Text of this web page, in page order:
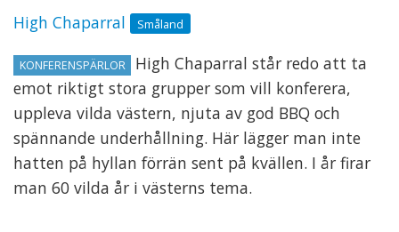
High Chaparral Småland
KONFERENSPÄRLOR
High Chaparral står redo att ta
emot riktigt stora grupper som vill konferera,
uppleva vilda västern, njuta av god BBQ och
spännande underhållning. Här lägger man inte
hatten på hyllan förrän sent på kvällen. I år firar
man 60 vilda år i västerns tema.